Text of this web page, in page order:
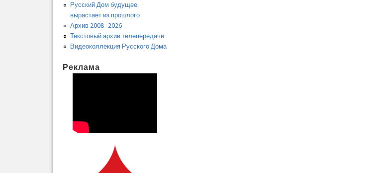
Русский Дом будущее
вырастает из прошлого
Архив 2008 -2026
Текстовый архив телепередачи
Видеоколлекция Русского Дома
Реклама